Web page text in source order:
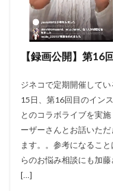
【録画公開】第16
ジネコで定期開催して
15日、第16回目のイン
とのコラボライブを実
ーザーさんとお話いた
ます。。参考になるこ
らのお悩み相談にも加
[…]